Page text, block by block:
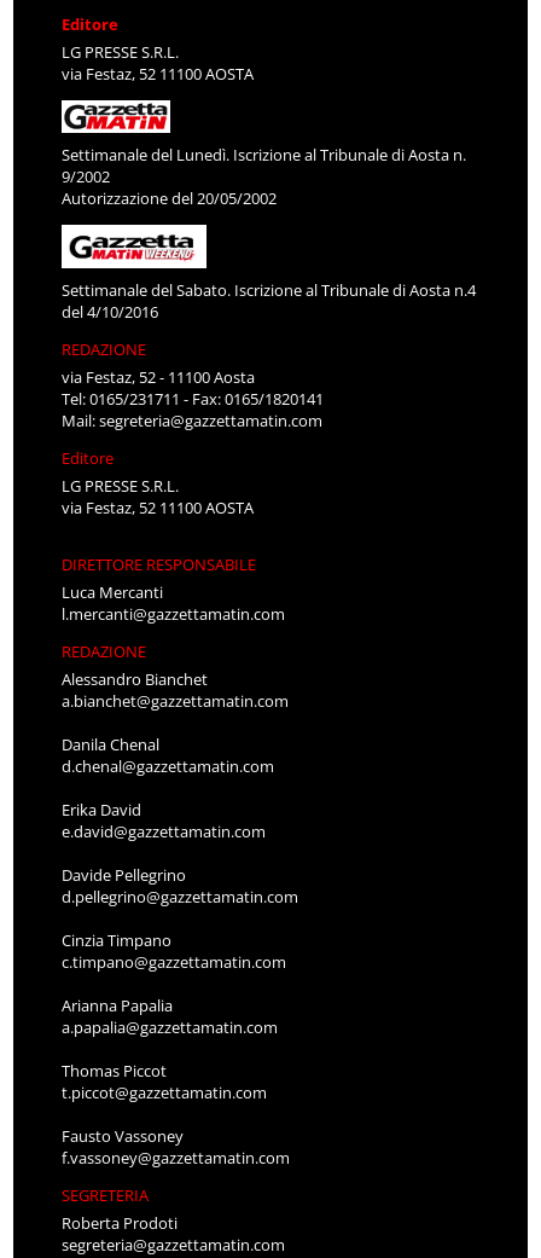
Editore
LG PRESSE S.R.L.
via Festaz, 52 11100 AOSTA
Settimanale del Lunedì. Iscrizione al Tribunale di Aosta n.
9/2002
Autorizzazione del 20/05/2002
Settimanale del Sabato. Iscrizione al Tribunale di Aosta n.4
del 4/10/2016
REDAZIONE
via Festaz, 52 - 11100 Aosta
Tel: 0165/231711 - Fax: 0165/1820141
Mail:segreteria@gazzettamatin.com
Editore
LG PRESSE S.R.L.
via Festaz, 52 11100 AOSTA
DIRETTORE RESPONSABILE
Luca Mercanti
l.mercanti@gazzettamatin.com
REDAZIONE
Alessandro Bianchet
a.bianchet@gazzettamatin.com
Danila Chenal
d.chenal@gazzettamatin.com
Erika David
e.david@gazzettamatin.com
Davide Pellegrino
d.pellegrino@gazzettamatin.com
Cinzia Timpano
c.timpano@gazzettamatin.com
Arianna Papalia
a.papalia@gazzettamatin.com
Thomas Piccot
t.piccot@gazzettamatin.com
Fausto Vassoney
f.vassoney@gazzettamatin.com
SEGRETERIA
Roberta Prodoti
segreteria@gazzettamatin.com